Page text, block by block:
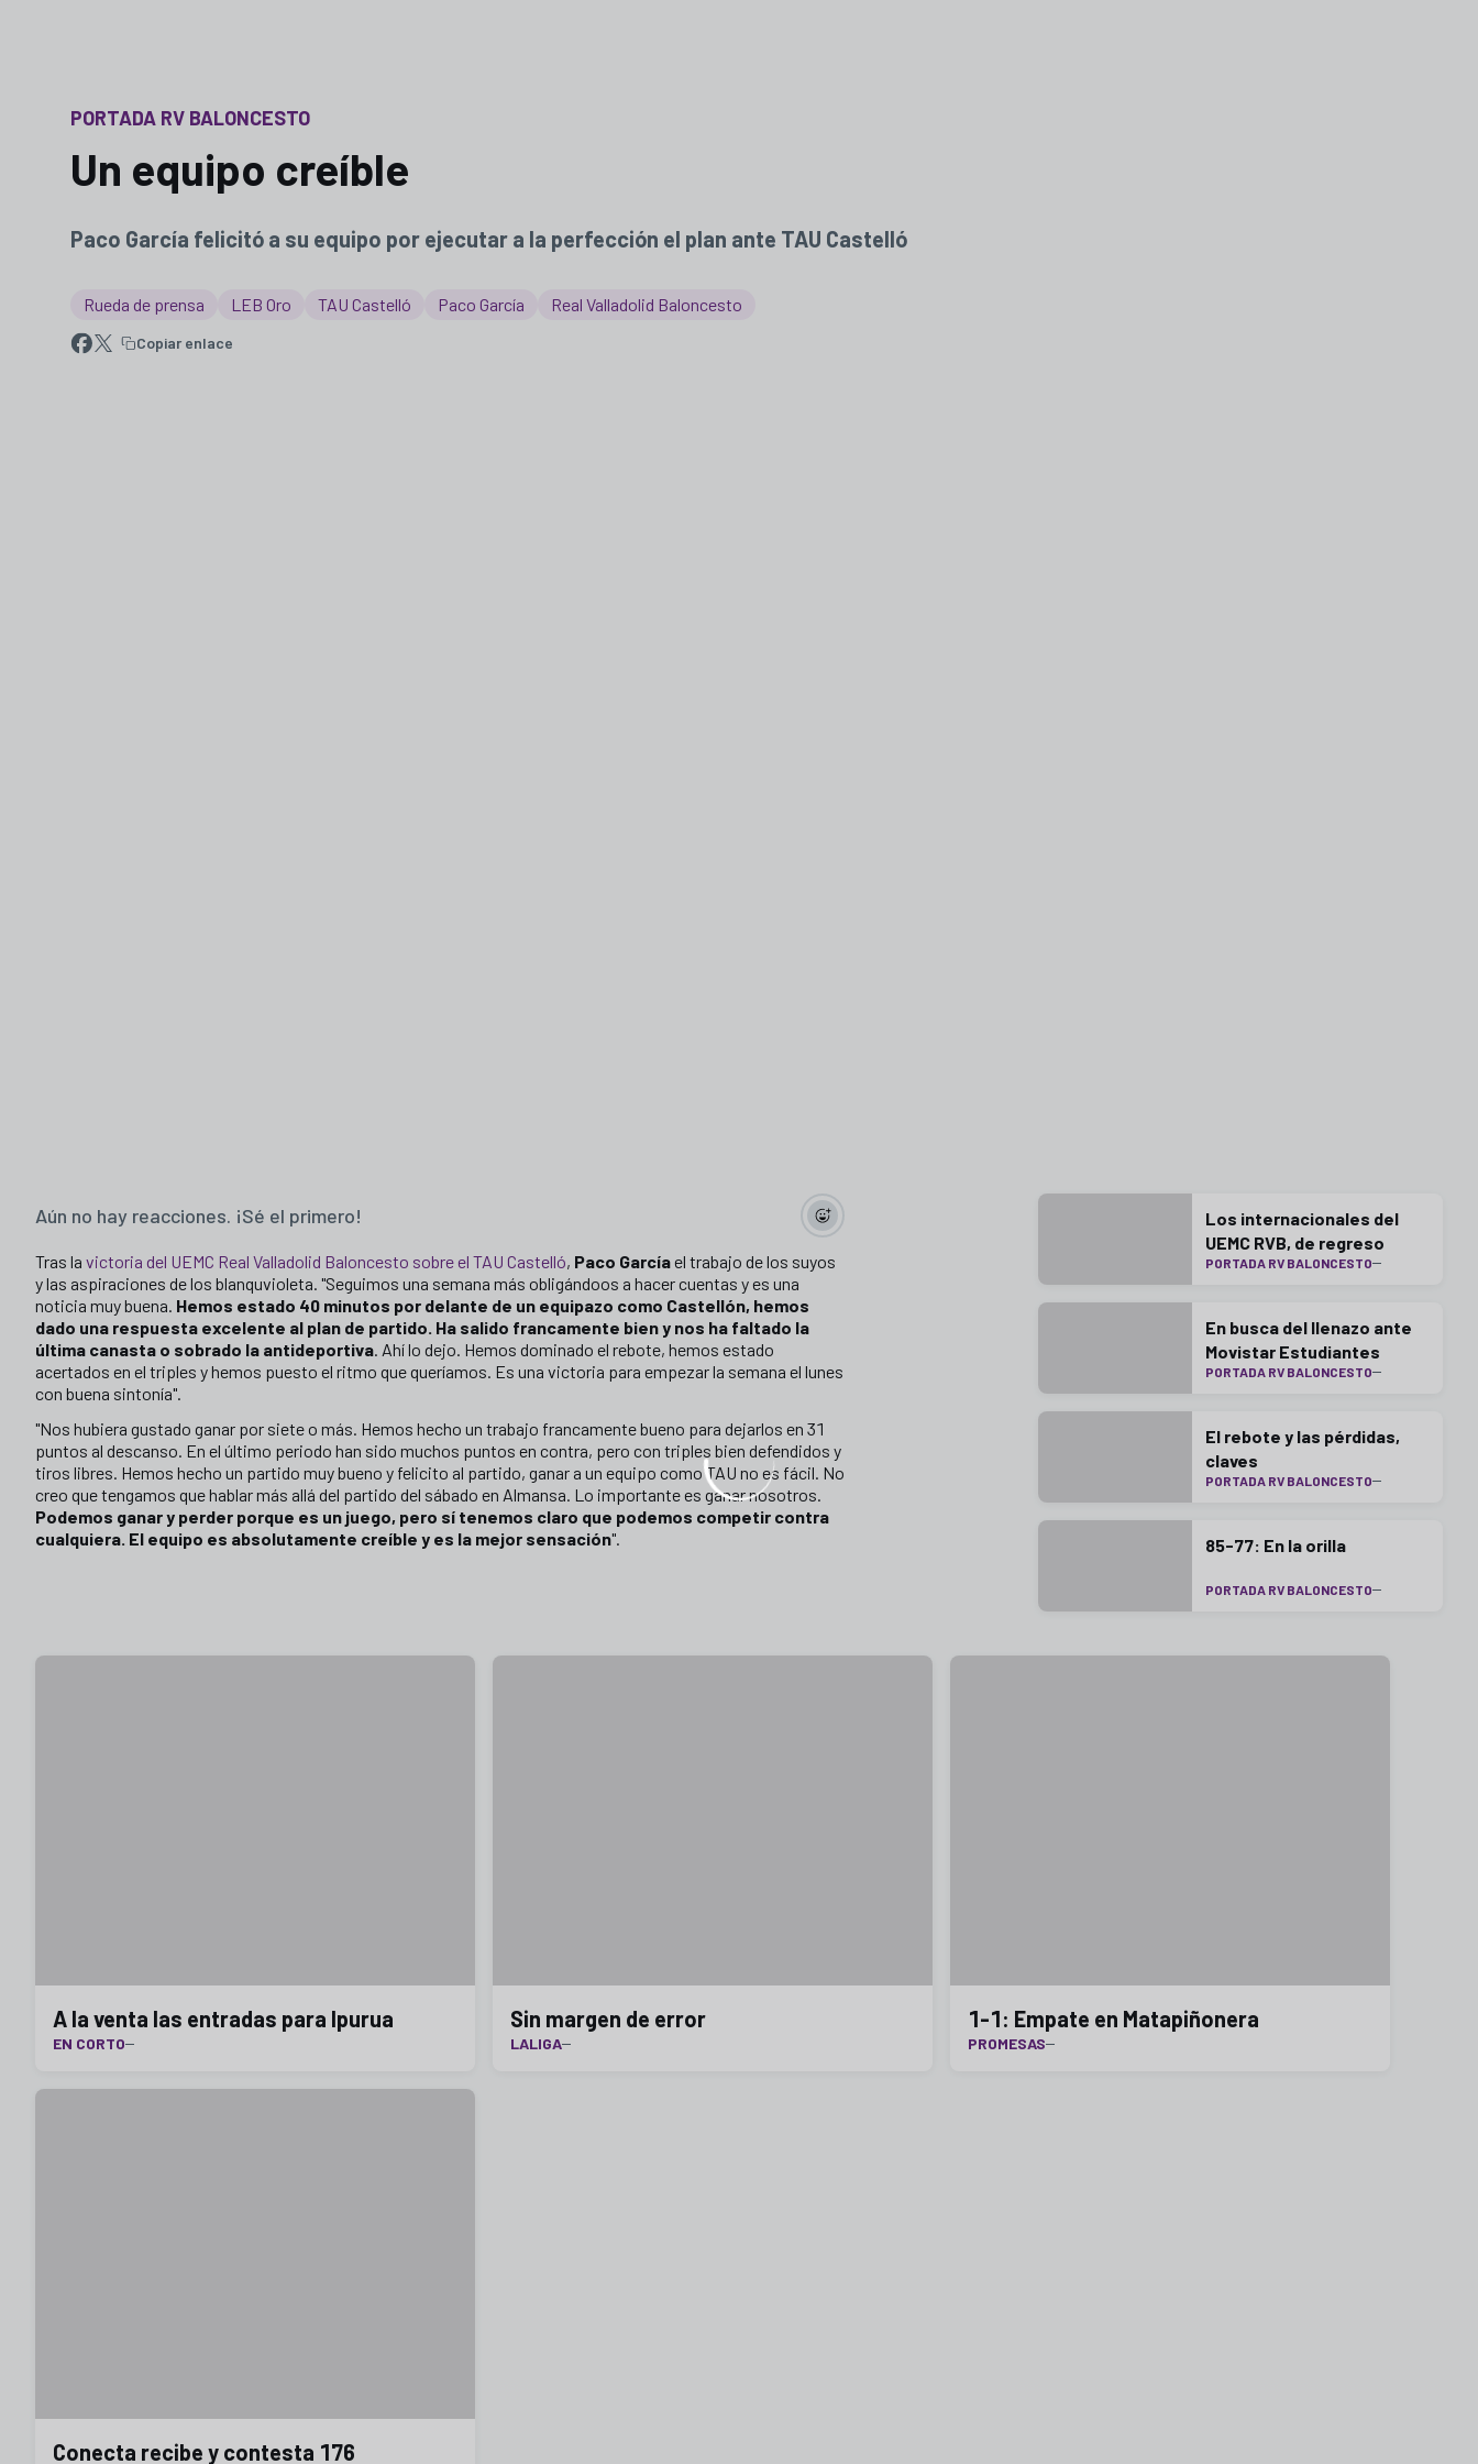
PORTADA RV BALONCESTO
Un equipo creíble
Paco García felicitó a su equipo por ejecutar a la perfección el plan ante TAU Castelló
Rueda de prensa LEB Oro TAU Castelló Paco García Real Valladolid Baloncesto
Copiar enlace
Aún no hay reacciones. ¡Sé el primero!
Tras la victoria del UEMC Real Valladolid Baloncesto sobre el TAU Castelló, Paco Garcíael trabajo de los suyos
y las aspiraciones de los blanquvioleta. "Seguimos una semana más obligándoos a hacer cuentas y es una
noticia muy buena. Hemos estado 40 minutos por delante de un equipazo como Castellón, hemos
dado una respuesta excelente al plan de partido. Ha salido francamente bien y nos ha faltado la
última canasta o sobrado la antideportiva. Ahí lo dejo. Hemos dominado el rebote, hemos estado
acertados en el triples y hemos puesto el ritmo que queríamos. Es una victoria para empezar la semana el lunes
con buena sintonía".
"Nos hubiera gustado ganar por siete o más. Hemos hecho un trabajo francamente bueno para dejarlos en 31
puntos al descanso. En el último periodo han sido muchos puntos en contra, pero con triples bien defendidos y
tiros libres. Hemos hecho un partido muy bueno y felicito al partido, ganar a un equipo como TAU no es fácil. No
creo que tengamos que hablar más allá del partido del sábado en Almansa. Lo importante es ganar nosotros.
Podemos ganar y perder porque es un juego, pero sí tenemos claro que podemos competir contra
cualquiera. El equipo es absolutamente creíble y es la mejor sensación".
Los internacionales del
UEMC RVB, de regreso
PORTADA RV BALONCESTO
En busca del llenazo ante
Movistar Estudiantes
PORTADA RV BALONCESTO
El rebote y las pérdidas,
claves
PORTADA RV BALONCESTO
85-77: En la orilla
PORTADA RV BALONCESTO
A la venta las entradas para Ipurua
EN CORTO
Sin margen de error
LALIGA
1-1: Empate en Matapiñonera
PROMESAS
Conecta recibe y contesta 176